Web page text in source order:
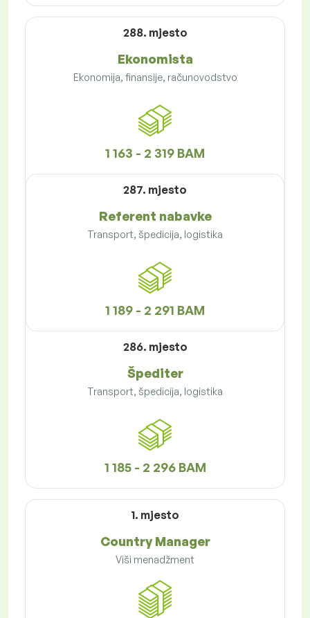
288. mjesto
Ekonomista
Ekonomija, finansije, računovodstvo
1 163 - 2 319 BAM
287. mjesto
Referent nabavke
Transport, špedicija, logistika
1 189 - 2 291 BAM
286. mjesto
Špediter
Transport, špedicija, logistika
1 185 - 2 296 BAM
1. mjesto
Country Manager
Viši menadžment